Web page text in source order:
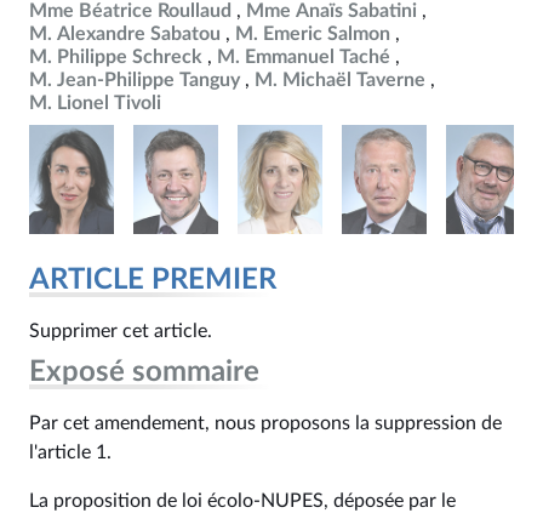
Mme Béatrice Roullaud
Mme Anaïs Sabatini
M. Alexandre Sabatou
M. Emeric Salmon
M. Philippe Schreck
M. Emmanuel Taché
M. Jean-Philippe Tanguy
M. Michaël Taverne
M. Lionel Tivoli
ARTICLE PREMIER
Supprimer cet article.
Exposé sommaire
Par cet amendement, nous proposons la suppression de
l'article 1.
La proposition de loi écolo-NUPES, déposée par le